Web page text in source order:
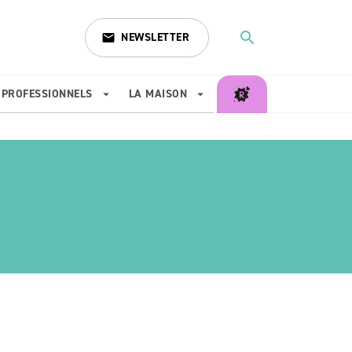
email NEWSLETTER search
PROFESSIONNELS arrow_drop_down LA MAISON arrow_drop_down
search